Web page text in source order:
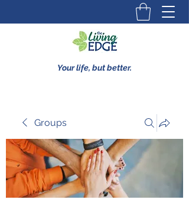
Your life, but better.
Groups